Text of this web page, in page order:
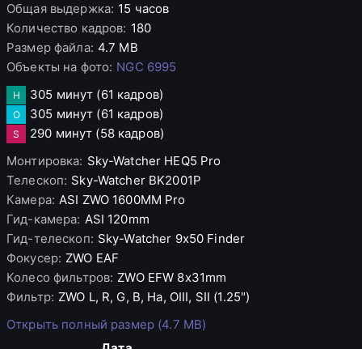
Общая выдержка: 15 часов
Количество кадров: 180
Размер файла: 4.7 MB
Объекты на фото: NGC 6995
H 305 минут (61 кадров)
O 305 минут (61 кадров)
S 290 минут (58 кадров)
Монтировка: Sky-Watcher HEQ5 Pro
Телескоп: Sky-Watcher BK2001P
Камера: ASI ZWO 1600MM Pro
Гид-камера: ASI 120mm
Гид-телескоп: Sky-Watcher 9x50 Finder
Фокусер: ZWO EAF
Колесо фильтров: ZWO EFW 8x31mm
Фильтр: ZWO L, R, G, B, Ha, OIII, SII (1.25")
Открыть полный размер (4.7 MB)